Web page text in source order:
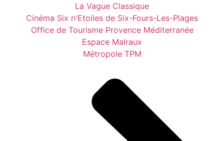
La Vague Classique
Cinéma Six n'Etoiles de Six-Fours-Les-Plages
Office de Tourisme Provence Méditerranée
Espace Malraux
Métropole TPM